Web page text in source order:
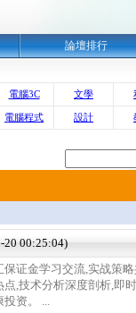
論壇排行
電腦3C 文學
電腦程式 設計
20 00:25:04)
证金学习交流,实战策
,技术分析深度剖析,即
资。 ...